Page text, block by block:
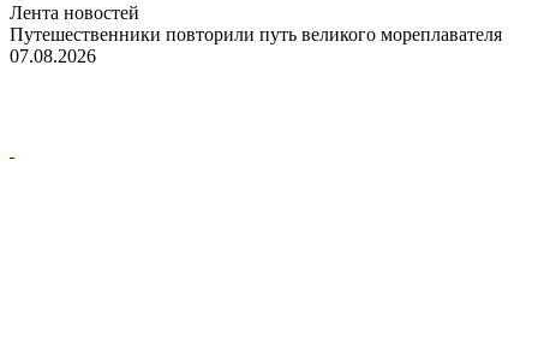
Лента новостей
Путешественники повторили путь великого мореплавателя
07.08.2026